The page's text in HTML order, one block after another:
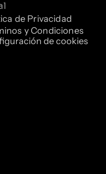
de Privacidad
y Condiciones
de cookies